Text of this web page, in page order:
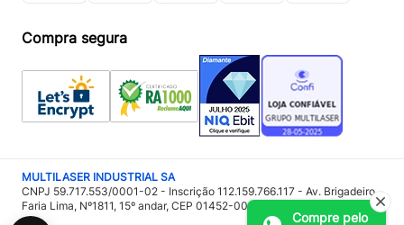
Compre pelo
Imprensa
Regulamento de Cashback
Compra segura
MULTILASER INDUSTRIAL SA
CNPJ 59.717.553/0001-02 - Inscrição 112.159.766.117 - Av. Brigadeiro
Faria Lima, Nº1811, 15º andar, CEP 01452-001 - São Paulo – SP